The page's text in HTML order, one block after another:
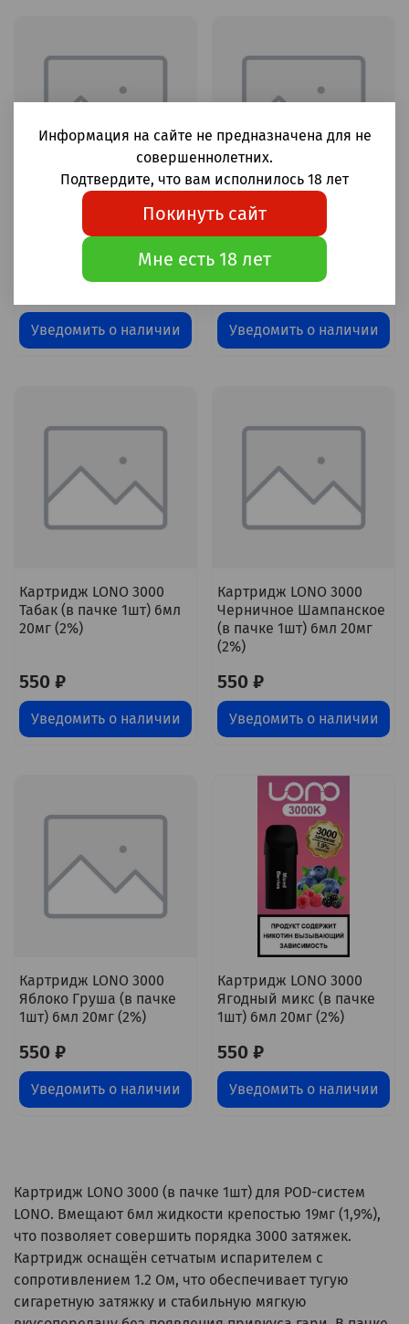
Картридж LONO 3000
Персик Малина (в пачке
1шт) 6мл 20мг (2%)
Уведомить о наличии
Картридж LONO 3000
Роза черный чай (в
пачке 1шт) 6мл 20мг (2%)
Уведомить о наличии
Картридж LONO 3000
Табак (в пачке 1шт) 6мл
20мг (2%)
550 ₽
Уведомить о наличии
Картридж LONO 3000
Черничное Шампанское
(в пачке 1шт) 6мл 20мг
(2%)
550 ₽
Уведомить о наличии
Картридж LONO 3000
Яблоко Груша (в пачке
1шт) 6мл 20мг (2%)
550 ₽
Уведомить о наличии
Картридж LONO 3000
Ягодный микс (в пачке
1шт) 6мл 20мг (2%)
550 ₽
Уведомить о наличии
Картридж LONO 3000 (в пачке 1шт) для POD-систем
LONO. Вмещают 6мл жидкости крепостью 19мг (1,9%),
что позволяет совершить порядка 3000 затяжек.
Картридж оснащён сетчатым испарителем с
сопротивлением 1.2 Ом, что обеспечивает тугую
сигаретную затяжку и стабильную мягкую
Информация на сайте не предназначена для не
совершеннолетних.
Подтвердите, что вам исполнилось 18 лет
Покинуть сайт
Мне есть 18 лет